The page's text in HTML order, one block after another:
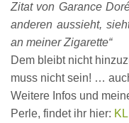
Zitat von GaranceDor
anderen aussieht,
an meiner Zigarette“
Dem bleibt nicht
muss nicht sein! …
Weitere Infos und
Perle, findet ihr hier: KLI